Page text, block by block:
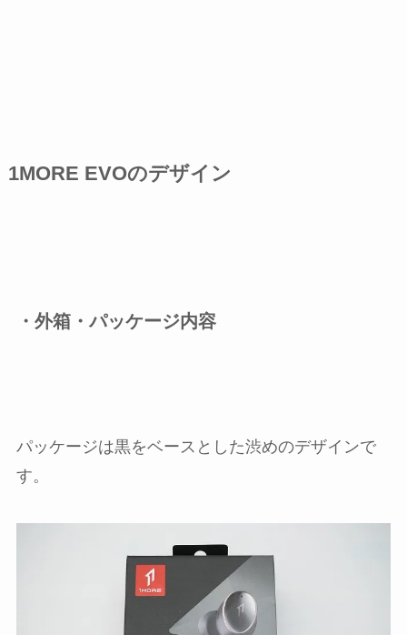
1MORE EVOのデザイン
・外箱・パッケージ内容
パッケージは黒をベースとした渋めのデザインで
す。